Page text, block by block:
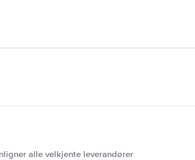
alle velkjente leverandører